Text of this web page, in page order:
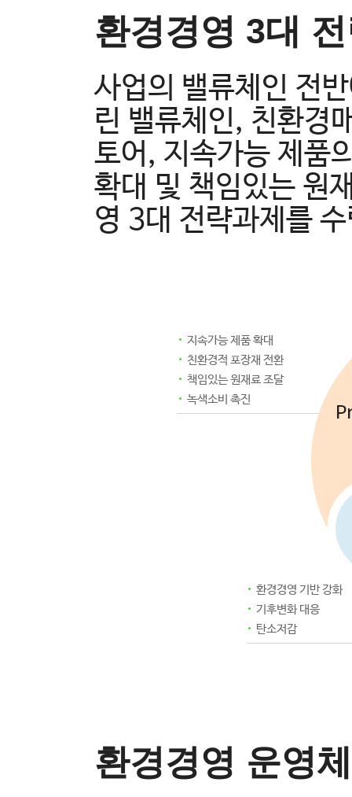
환경경영 3대
사업의 밸류체인 전
린 밸류체인, 친환경
토어, 지속가능 제품
확대 및 책임있는 원
영 3대 전략과제를
지속가능 제품 확대
친환경적 포장재 전환
책임있는 원재료 조달
녹색소비 촉진
환경경영 기반 강화
기후변화 대응
탄소저감
환경경영 운영